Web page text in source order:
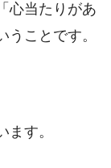
心当たりがあ
うことです。
す。